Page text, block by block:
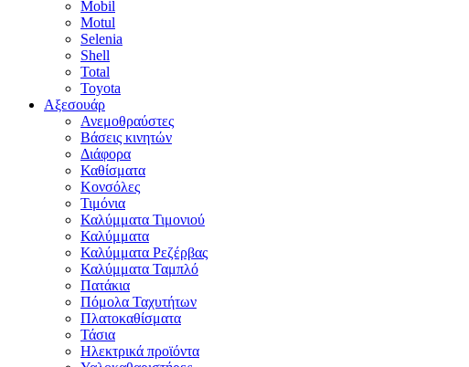
Mobil
Motul
Selenia
Shell
Total
Toyota
Αξεσουάρ
Ανεμοθραύστες
Βάσεις κινητών
Διάφορα
Καθίσματα
Κονσόλες
Τιμόνια
Καλύμματα Τιμονιού
Καλύμματα
Καλύμματα Ρεζέρβας
Καλύμματα Ταμπλό
Πατάκια
Πόμολα Ταχυτήτων
Πλατοκαθίσματα
Τάσια
Ηλεκτρικά προϊόντα